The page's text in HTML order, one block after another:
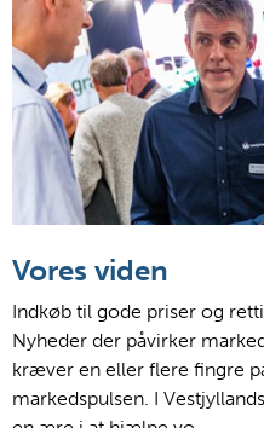
Vores viden
Indkøb til gode priser og
Nyheder der påvirker
kræver en eller flere fingre
markedspulsen. I